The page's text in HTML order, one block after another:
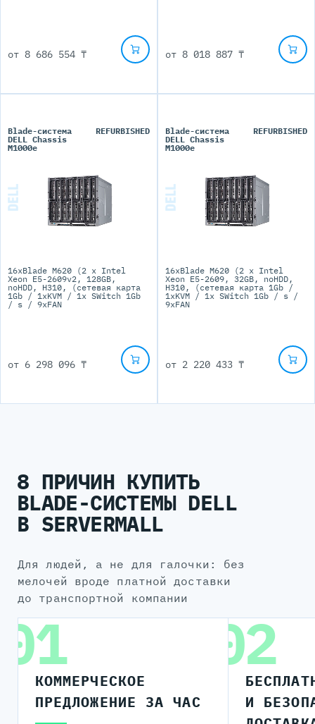
от8 686 554 ₸ от8 018 887 ₸
Blade-система
DELL Chassis
M1000e
REFURBISHED
16xBlade M620 (2 x Intel
Xeon E5-2609v2, 128GB,
noHDD, H310, (сетевая карта
1Gb / 1xKVM / 1x SWitch 1Gb
/ s / 9xFAN
от 6 298 096 ₸
Blade-система
DELL Chassis
M1000e
REFURBISHED
16xBlade M620 (2 x Intel
Xeon E5-2609, 32GB, noHDD,
H310, (сетевая карта 1Gb /
1xKVM / 1x SWitch 1Gb / s /
9xFAN
от 2 220 433 ₸
8 ПРИЧИН КУПИТЬ
BLADE-СИСТЕМЫ DELL
В SERVERMALL
для людей, а не для галочки: без
мелочей вроде платной доставки
до транспортной компании
01
КОММЕРЧЕСКОЕ
ПРЕДЛОЖЕНИЕ ЗА ЧАС
02
И